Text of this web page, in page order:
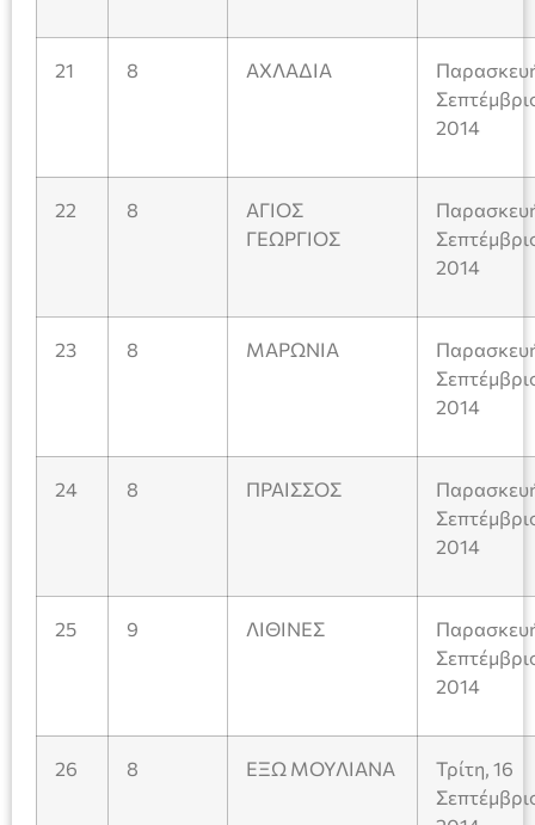
21 8 ΑΧΛΑΔΙΑ
2014
22 8
ΑΓΙΟΣ
ΓΕΩΡΓΙΟΣ
2014
23 8 ΜΑΡΩΝΙΑ
2014
24 8 ΠΡΑΙΣΣΟΣ
2014
25 9 ΛΙΘΙΝΕΣ
2014
26 8 ΕΞΩ ΜΟΥΛΙΑΝΑ
Τρίτη, 16